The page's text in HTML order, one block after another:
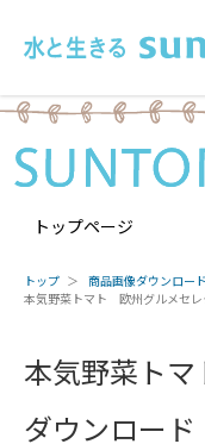
トップページ
トップ
商品画像ダウンロード
本気野菜トマト 欧州グルメセレ
本気野菜ト
ダウンロード